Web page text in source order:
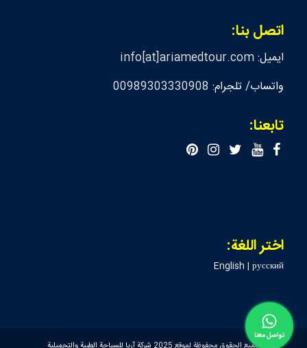
اتصل بنا:
ايميل:info[at]ariamedtour.com
واتساب/ تلجرام: 00989303330908
تابعنا:
اختر اللغة:
English |русский
تواصل معنا